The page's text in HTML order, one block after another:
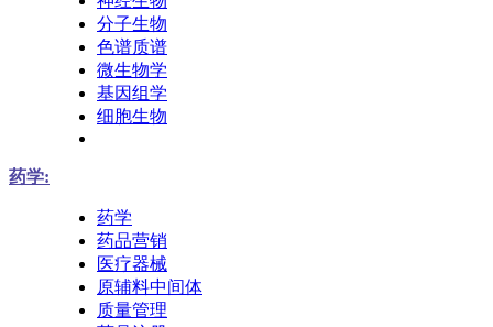
分子生物
色谱质谱
微生物学
基因组学
细胞生物
药学:
药学
药品营销
医疗器械
原辅料中间体
质量管理